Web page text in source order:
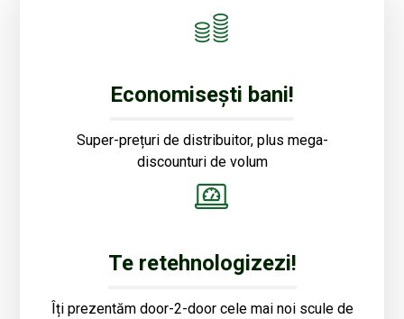
Economisești bani!
Super-prețuri de distribuitor, plus mega-
discounturi de volum
Te retehnologizezi!
Îți prezentăm door-2-door cele mai noi scule de